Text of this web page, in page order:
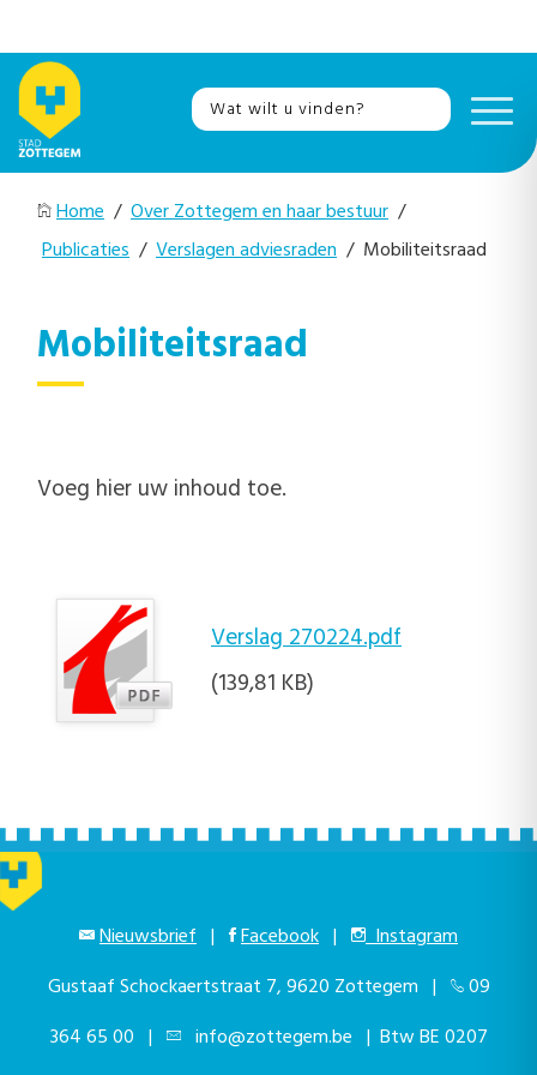
Home / Over Zottegem en haar bestuur /
Publicaties / Verslagen adviesraden / Mobiliteitsraad
Mobiliteitsraad
Voeg hier uw inhoud toe.
Verslag 270224.pdf
(139,81 KB)
Nieuwsbrief | Facebook |
Instagram
Gustaaf Schockaertstraat 7, 9620 Zottegem |
09
364 65 00 | info@zottegem.be | Btw BE 0207